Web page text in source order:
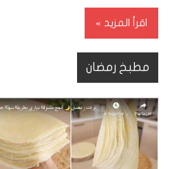
اقرأ المزيد
مطبخ رمضان